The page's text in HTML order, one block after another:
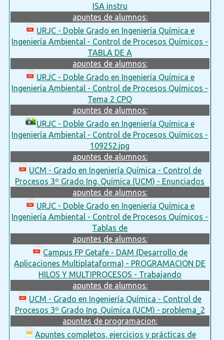
ISA instru
apuntes de alumnos:
URJC - Doble Grado en Ingeniería Química e
Ingeniería Ambiental - Control de Procesos Químicos -
TABLA DE A
apuntes de alumnos:
URJC - Doble Grado en Ingeniería Química e
Ingeniería Ambiental - Control de Procesos Químicos -
Tema 2 CPQ
apuntes de alumnos:
URJC - Doble Grado en Ingeniería Química e
Ingeniería Ambiental - Control de Procesos Químicos -
109252.jpg
apuntes de alumnos:
UCM - Grado en Ingeniería Química - Control de
Procesos 3º Grado Ing. Química (UCM) - Enunciados
apuntes de alumnos:
URJC - Doble Grado en Ingeniería Química e
Ingeniería Ambiental - Control de Procesos Químicos -
Tablas de
apuntes de alumnos:
Campus FP Getafe - DAM (Desarrollo de
Aplicaciones Multiplataforma) - PROGRAMACION DE
HILOS Y MULTIPROCESOS - Trabajando
apuntes de alumnos:
UCM - Grado en Ingeniería Química - Control de
Procesos 3º Grado Ing. Química (UCM) - problema_2
apuntes de programacion:
Apuntes completos, ejercicios y prácticas de